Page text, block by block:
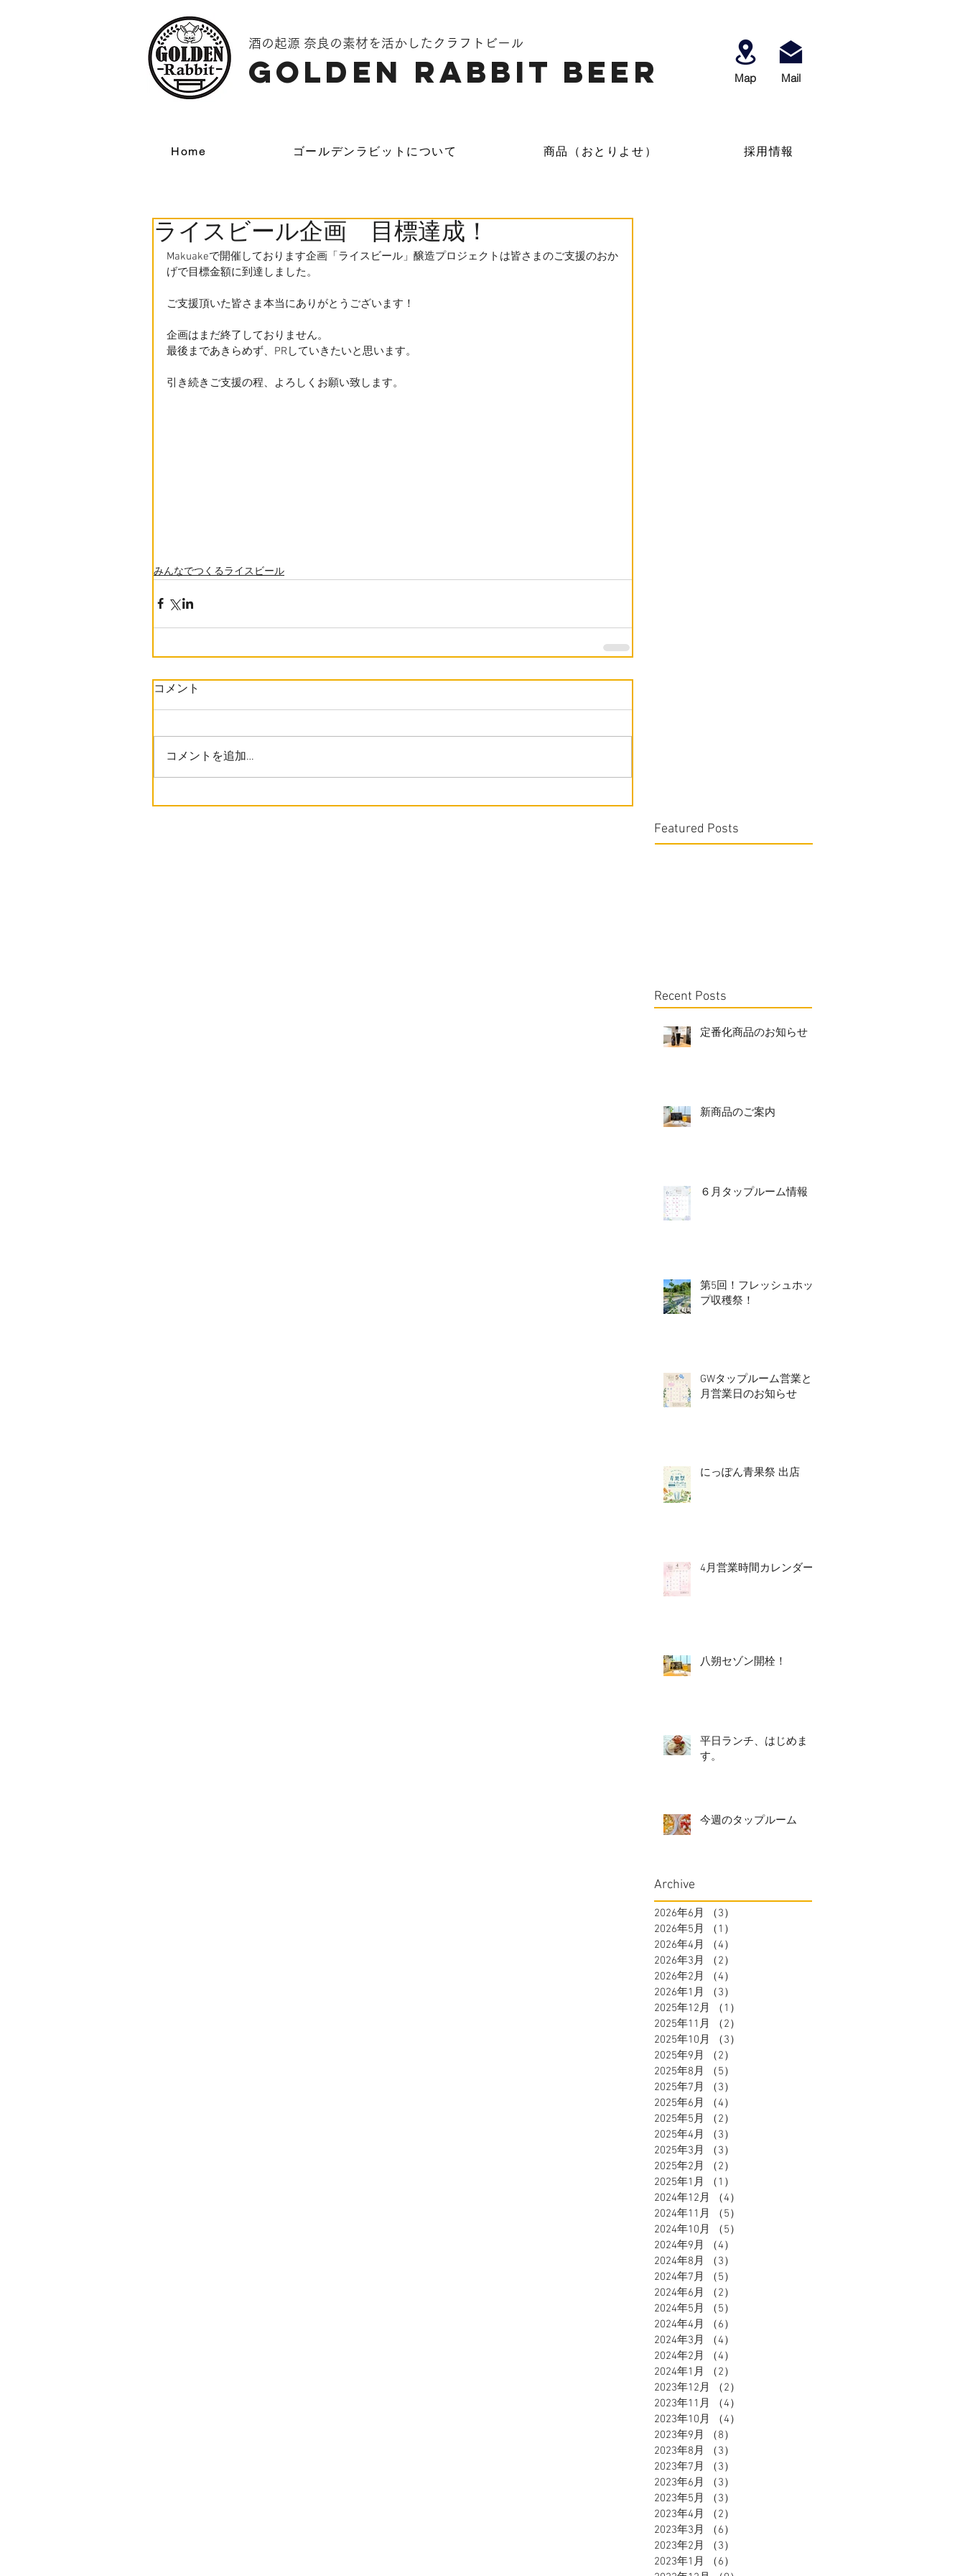
酒の起源 奈良の素材を活かしたクラフトビール
GOLDEN Rabbit Beer Map ​Mail
Home ゴールデンラビットについて 商品（おとりよせ） 採用情報
ライスビール企画 目標達成！
Makuakeで開催しております企画「ライスビール」醸造プロジェクトは皆さまのご支援のおか
げで目標金額に到達しました。
ご支援頂いた皆さま本当にありがとうございます！
企画はまだ終了しておりません。
最後まであきらめず、PRしていきたいと思います。
引き続きご支援の程、よろしくお願い致します。
みんなでつくるライスビール
コメント
コメントを追加…
Featured Posts
Recent Posts
定番化商品のお知らせ
新商品のご案内
６月タップルーム情報
第5回！フレッシュホッ
プ収穫祭！
GWタップルーム営業と5
月営業日のお知らせ
にっぽん青果祭 出店
4月営業時間カレンダー
八朔セゾン開栓！
平日ランチ、はじめま
す。
今週のタップルーム
Archive
2026年6月 （3）
2026年5月
（1）
2026年4月
（4）
2026年3月
（2）
2026年2月
（4）
2026年1月
（3）
2025年12月
（1）
2025年11月
（2）
2025年10月
（3）
2025年9月
（2）
2025年8月
（5）
2025年7月
（3）
2025年6月
（4）
2025年5月
（2）
2025年4月
（3）
2025年3月
（3）
2025年2月
（2）
2025年1月
（1）
2024年12月
（4）
2024年11月
（5）
2024年10月
（5）
2024年9月
（4）
2024年8月
（3）
2024年7月
（5）
2024年6月
（2）
2024年5月
（5）
2024年4月
（6）
2024年3月
（4）
2024年2月
（4）
2024年1月
（2）
2023年12月
（2）
2023年11月
（4）
2023年10月
（4）
2023年9月
（8）
2023年8月
（3）
2023年7月
（3）
2023年6月
（3）
2023年5月
（3）
2023年4月
（2）
2023年3月
（6）
2023年2月
（3）
2023年1月
（6）